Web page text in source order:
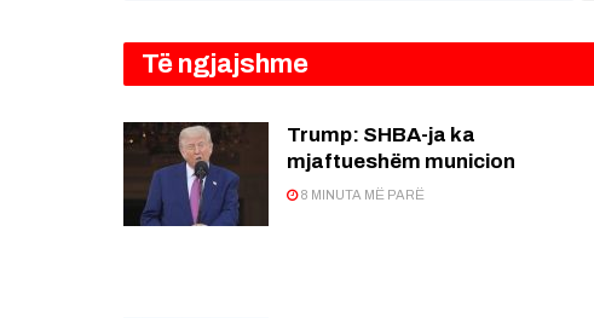
Të ngjajshme
Trump: SHBA-ja ka
mjaftueshëm municion
8 MINUTA MË PARË